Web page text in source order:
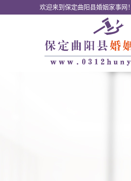
欢迎来到保定曲阳县婚姻家事网！